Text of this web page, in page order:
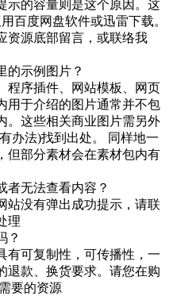
示的容量则是这个原因。这
百度网盘软件或迅雷下载。
资源底部留言，或联络我
的示例图片？
程序插件、网站模板、网页
用于介绍的图片通常并不包
。这些相关商业图片需另外
办法)找到出处。 同样地一
但部分素材会在素材包内有
者无法查看内容？
站没有弹出成功提示，请联
理
？
有可复制性，可传播性，一
退款、换货要求。请您在购
要的资源